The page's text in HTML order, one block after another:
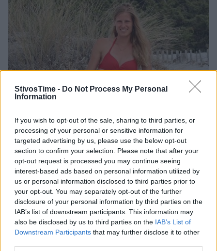
StivosTime - Do Not Process My Personal
Information
If you wish to opt-out of the sale, sharing to third parties, or
processing of your personal or sensitive information for
targeted advertising by us, please use the below opt-out
section to confirm your selection. Please note that after your
opt-out request is processed you may continue seeing
interest-based ads based on personal information utilized by
us or personal information disclosed to third parties prior to
your opt-out. You may separately opt-out of the further
disclosure of your personal information by third parties on the
IAB’s list of downstream participants. This information may
also be disclosed by us to third parties on the IAB’s List of
Downstream Participants that may further disclose it to other